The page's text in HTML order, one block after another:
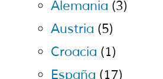
Alemania (3)
Austria (5)
Croacia (1)
España (17)